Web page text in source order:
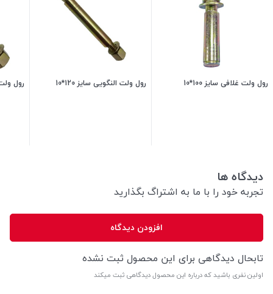
رول ولت غلافی سایز 100*10 رول ولت النگویی سایز 120*10 رول ولت
دیدگاه ها
تجربه خود را با ما به اشتراگ بگذارید
افزودن دیدگاه
تابحال دیدگاهی برای این محصول ثبت نشده
اولین نفری باشید که درباره این محصول دیدگاهی ثبت میکند